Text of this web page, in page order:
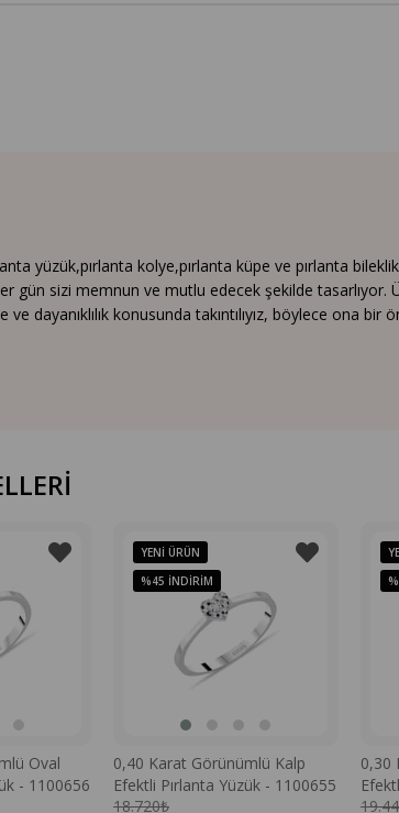
yüzük,pırlanta kolye,pırlanta küpe ve pırlanta
gün sizi memnun ve mutlu edecek şekilde tasarlıyor.
dayanıklılık konusunda takıntılıyız, böylece ona bir
Oval
- 1100656
0,40 Karat Görünümlü Kalp
Efektli Pırlanta Yüzük - 1100655
18.720₺
YENI ÜRÜN
%45 İNDIRIM
0,30